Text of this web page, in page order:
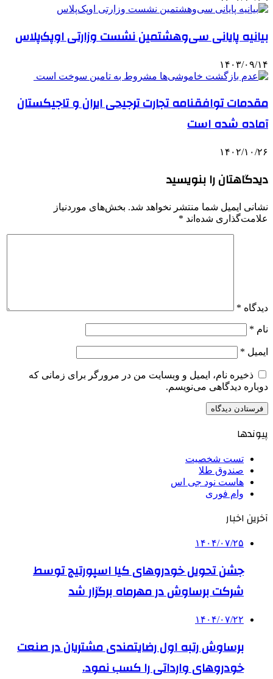
بیانیه پایانی سی‌وهشتمین نشست وزارتی اوپک‌پلاس
۱۴۰۳/۰۹/۱۴
مقدمات توافقنامه تجارت ترجیحی ایران و تاجیکستان
آماده شده است
۱۴۰۲/۱۰/۲۶
دیدگاهتان را بنویسید
نشانی ایمیل شما منتشر نخواهد شد. بخش‌های موردنیاز
علامت‌گذاری شده‌اند *
دیدگاه *
نام *
ایمیل *
ذخیره نام، ایمیل و وبسایت من در مرورگر برای زمانی که
دوباره دیدگاهی می‌نویسم.
پیوندها
تست شخصیت
صندوق طلا
هاست نود جی اس
وام فوری
آخرین اخبار
۱۴۰۴/۰۷/۲۵
جشن تحویل خودروهای کیا اسپورتیج توسط
شرکت برساوش در مهرماه برگزار شد
۱۴۰۴/۰۷/۲۲
برساوش رتبه اول رضایتمندی مشتریان در صنعت
خودروهای وارداتی را کسب نمود.